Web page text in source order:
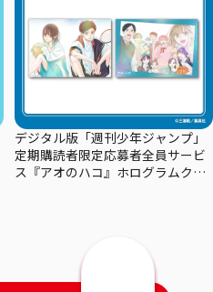
デジタル版「週刊少年ジャンプ」
定期購読者限定応募者全員サービ
ス『アオのハコ』ホログラムクリ